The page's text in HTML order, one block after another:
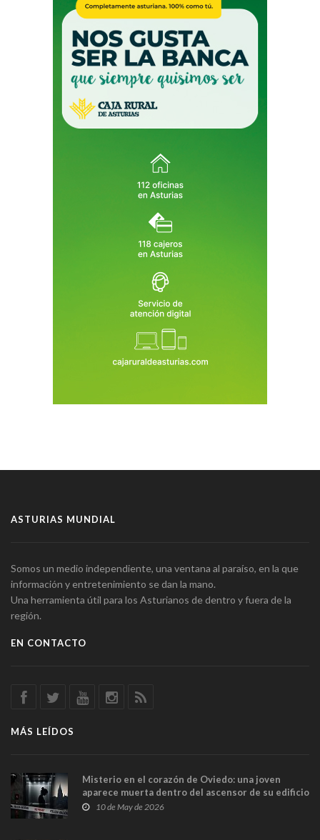
ASTURIAS MUNDIAL
Somos un medio independiente, una ventana al paraíso, en la que
información y entretenimiento se dan la mano.
Una herramienta útil para los Asturianos de dentro y fuera de la
región.
EN CONTACTO
MÁS LEÍDOS
Misterio en el corazón de Oviedo: una joven
aparece muerta dentro del ascensor de su edificio
y las cámaras captan sus últimos minutos
10 de May de 2026